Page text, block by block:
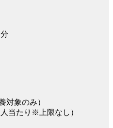
対象のみ）
人当たり※上限なし）